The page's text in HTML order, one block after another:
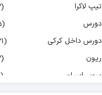
تیپ لاکرا
(2)
دورس
(5)
دورس داخل کرکی
(21)
ریون
(2)
سوپر اسپان
(1)